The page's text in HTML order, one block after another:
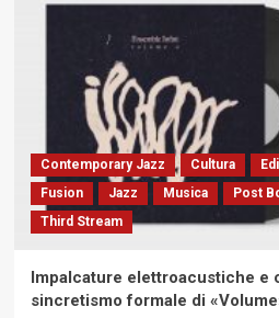
Contemporary Jazz Cultura
Fusion
Jazz Musica Post
Third Stream
Impalcature elettroacustiche e
sincretismo formale di